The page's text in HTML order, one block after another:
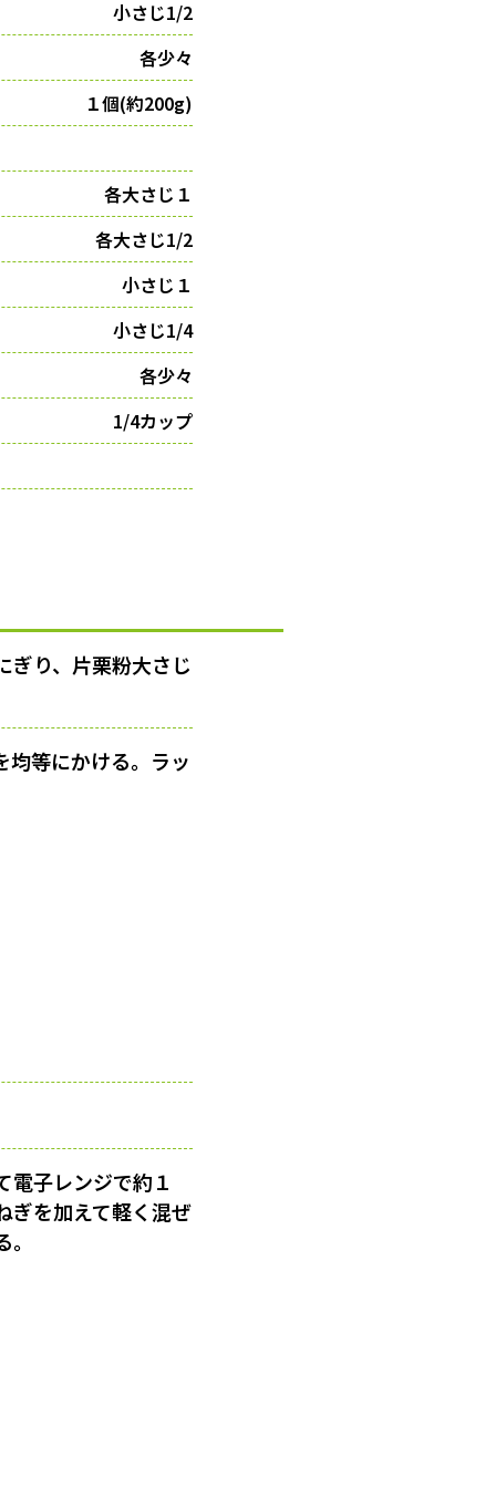
小さじ1/2
各少々
１個(約200g)
各大さじ１
各大さじ1/2
小さじ１
小さじ1/4
各少々
1/4カップ
ぎり、片栗粉大さじ
均等にかける。ラッ
電子レンジで約１
ぎを加えて軽く混ぜ